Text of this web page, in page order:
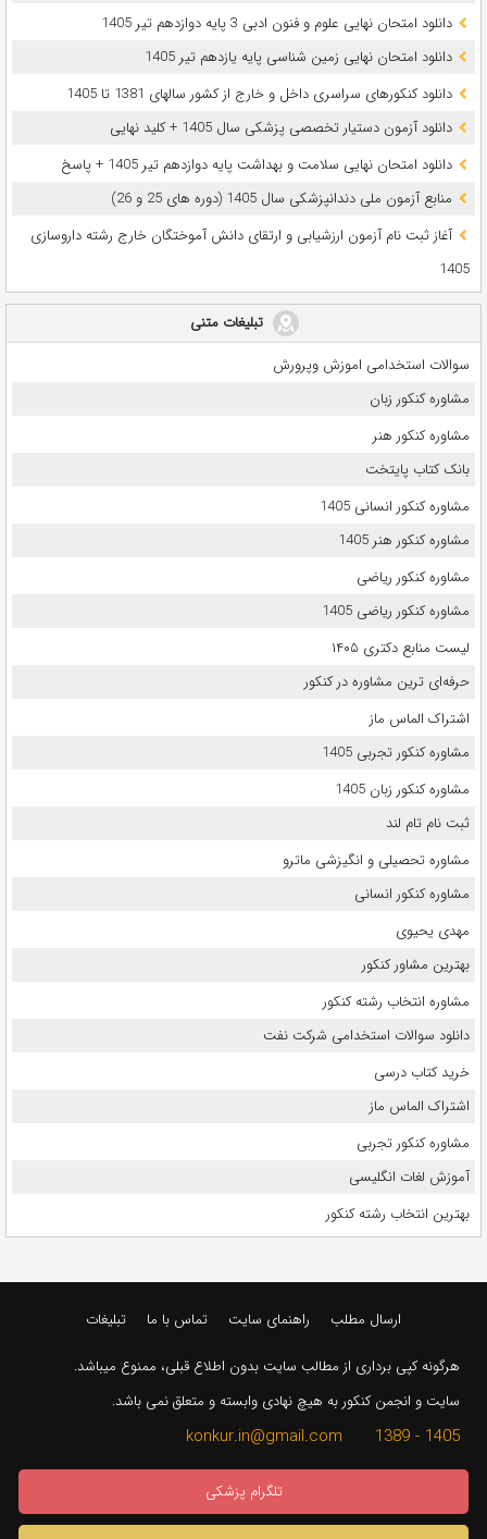
دانلود امتحان نهایی علوم و فنون ادبی 3 پایه دوازدهم تیر 1405
دانلود امتحان نهایی زمین شناسی پایه یازدهم تیر 1405
دانلود کنکورهای سراسری داخل و خارج از کشور سالهای 1381 تا 1405
دانلود آزمون دستیار تخصصی پزشکی سال 1405 + کلید نهایی
دانلود امتحان نهایی سلامت و بهداشت پایه دوازدهم تیر 1405 + پاسخ
ﻣﻨﺎﺑﻊ آزﻣﻮن ﻣﻠﯽ دندانپزشکی سال 1405 (دوره های 25 و 26)
آغاز ثبت نام آزمون‌ ارزشیابی و ارتقای دانش آموختگان خارج رشته داروسازی
1405
تبلیغات متنی
سوالات استخدامی اموزش وپرورش
مشاوره کنکور زبان
مشاوره کنکور هنر
بانک کتاب پایتخت
مشاوره کنکور انسانی 1405
مشاوره کنکور هنر 1405
مشاوره کنکور ریاضی
مشاوره کنکور ریاضی 1405
لیست منابع دکتری ۱۴۰۵
حرفه‌ای ترین مشاوره در کنکور
اشتراک الماس ماز
مشاوره کنکور تجربی 1405
مشاوره کنکور زبان 1405
ثبت نام تام لند
مشاوره تحصیلی و انگیزشی ماترو
مشاوره کنکور انسانی
مهدی یحیوی
بهترین مشاور کنکور
مشاوره انتخاب رشته کنکور
دانلود سوالات استخدامی شرکت نفت
خرید کتاب درسی
اشتراک الماس ماز
مشاوره کنکور تجربی
آموزش لغات انگلیسی
بهترین انتخاب رشته کنکور
ارسال مطلب راهنمای سایت تماس با ما تبلیغات
هرگونه کپی برداری از مطالب سایت بدون اطلاع قبلی، ممنوع میباشد.
سایت و انجمن کنکور به هیچ نهادی وابسته و متعلق نمی باشد.
1405 - 1389 konkur.in@gmail.com
تلگرام پزشکی